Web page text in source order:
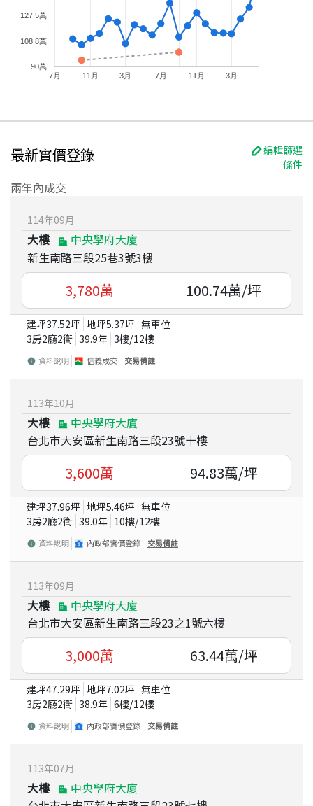
7月 11月 3月 7月 11月 3月
90萬
108.8萬
127.5萬
最新實價登錄
編輯篩選
條件
兩年內成交
114年09月
大樓
中央學府大廈
新生南路三段25巷3號3樓
3,780萬 100.74萬/坪
建坪37.52坪 地坪5.37坪 無車位
3房2廳2衛 39.9年 3樓/12樓
資料說明 信義成交 交易備註
113年10月
大樓
中央學府大廈
台北市大安區新生南路三段23號十樓
3,600萬 94.83萬/坪
建坪37.96坪 地坪5.46坪 無車位
3房2廳2衛 39.0年 10樓/12樓
資料說明 內政部實價登錄 交易備註
113年09月
大樓
中央學府大廈
台北市大安區新生南路三段23之1號六樓
3,000萬 63.44萬/坪
建坪47.29坪 地坪7.02坪 無車位
3房2廳2衛 38.9年 6樓/12樓
資料說明 內政部實價登錄 交易備註
113年07月
大樓
中央學府大廈